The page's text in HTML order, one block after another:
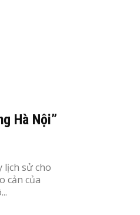
Hà Nội”
lịch sử cho
cản của